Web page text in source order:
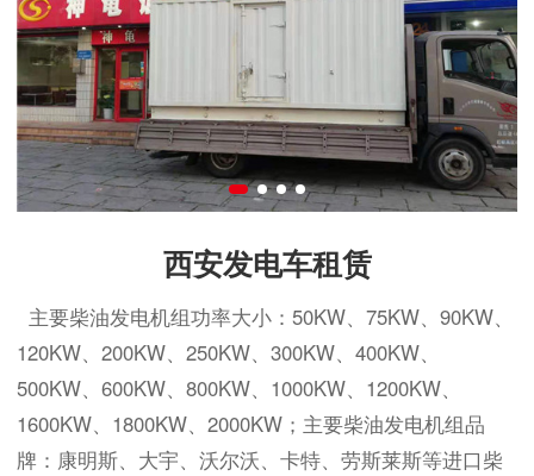
西安发电车租赁
主要柴油发电机组功率大小：50KW、75KW、90KW、
120KW、200KW、250KW、300KW、400KW、
500KW、600KW、800KW、1000KW、1200KW、
1600KW、1800KW、2000KW；主要柴油发电机组品
牌：康明斯、大宇、沃尔沃、卡特、劳斯莱斯等进口柴